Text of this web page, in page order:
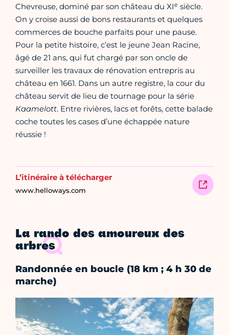
Chevreuse, dominé par son château du XIe siècle.
On y croise aussi de bons restaurants et quelques
commerces de bouche parfaits pour une pause.
Pour la petite histoire, c’est le jeune Jean Racine,
âgé de 21 ans, qui fut chargé par son oncle de
surveiller les travaux de rénovation entrepris au
château en 1661. Dans un autre registre, la cour du
château servit de lieu de tournage pour la série
Kaamelott. Entre rivières, lacs et forêts, cette balade
coche toutes les cases d’une échappée nature
réussie !
L’itinéraire à télécharger
www.helloways.com
La rando des amoureux des
arbres
Randonnée en boucle (18 km ; 4 h 30 de
marche)